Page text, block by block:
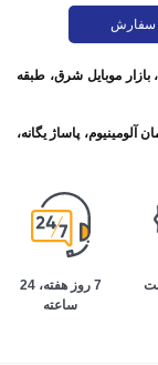
سفارش
بازار موبایل شرق، طبقه
آلومینیوم، پاساژ یگانه،
7 روز هفته، 24
ساعته